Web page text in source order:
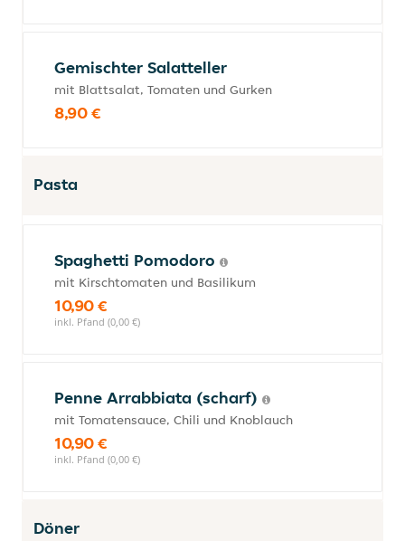
Gemischter Salatteller
mit Blattsalat, Tomaten und Gurken
8,90 €
Pasta
Spaghetti Pomodoro
mit Kirschtomaten und Basilikum
10,90 €
inkl. Pfand (0,00 €)
Penne Arrabbiata (scharf)
mit Tomatensauce, Chili und Knoblauch
10,90 €
inkl. Pfand (0,00 €)
Döner